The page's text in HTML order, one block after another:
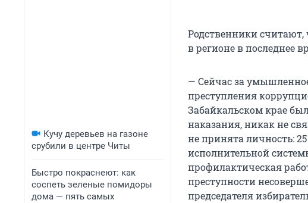
Кучу деревьев на газоне
срубили в центре Читы
Быстро покраснеют: как
соспеть зеленые помидоры
дома — пять самых
Родственники считают,
в регионе в последнее
— Сейчас за
преступления
Забайкальском крае
наказания, никак не
не принята личность:
исполнительной
профилактическая
преступности
председателя